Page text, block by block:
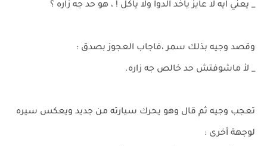
_ يعني ايه لا عايز ياخد الدوا ولا ياكل ! ، هو حد جه زاره ؟
وقصد وجيه بذلك سمر ،فاجاب العجوز بصدق :
_ لأ ماشوفتش حد خالص جه زاره.
تعجب وجيه ثم قال وهو يحرك سيارته من جديد ويعكس سيره
لوجهة أخرى :